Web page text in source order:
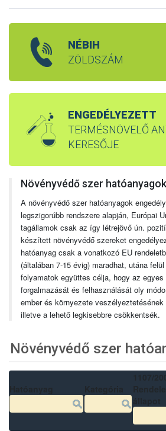
NÉBIH
ZÖLDSZÁM
ENGEDÉLYEZETT
TERMÉSNÖVELŐ
KERESŐJE
Növényvédő szer
A növényvédő szer hatóanyagok
legszigorúbb rendszere alapján, Európai
tagállamok csak az így létrejövő ún.
készített növényvédő szereket
hatóanyag csak a vonatkozó EU
(általában 7-15 évig) maradhat, utána
folyamatok együttes célja, hogy az
forgalmazását és felhasználását oly
ember és környezete
illetve a lehető legkisebbre csökkentsék.
Növényvédő szer